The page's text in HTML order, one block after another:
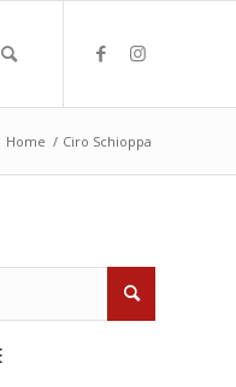
Home / Ciro Schioppa